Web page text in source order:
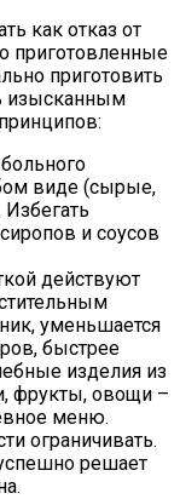
как отказ от
приготовленные
приготовить
изысканным
виде (сырые,
и соусов
действуют
уменьшается
быстрее
изделия из
фрукты, овощи –
меню.
ограничивать.
решает